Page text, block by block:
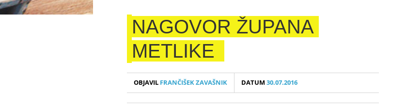
NAGOVOR ŽUPANA
METLIKE
OBJAVIL FRANČIŠEK ZAVAŠNIK DATUM30.07.2016